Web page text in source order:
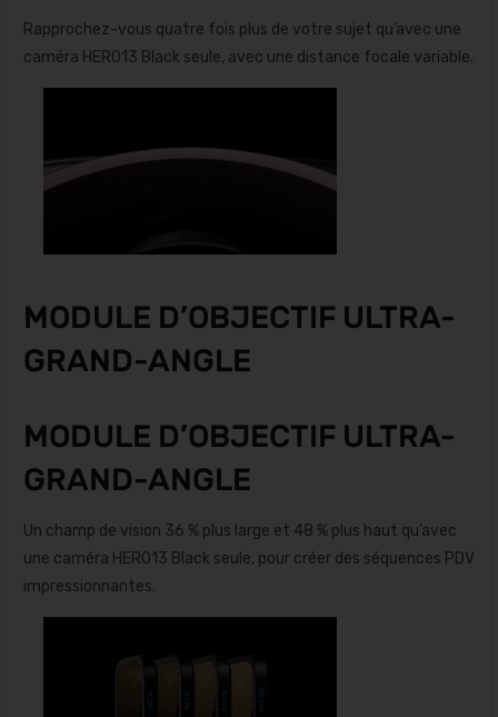
Rapprochez-vous quatre fois plus de votre sujet qu’avec une
caméra HERO13 Black seule, avec une distance focale variable.
MODULE D’OBJECTIF ULTRA-
GRAND-ANGLE
MODULE D’OBJECTIF ULTRA-
GRAND-ANGLE
Un champ de vision 36 % plus large et 48 % plus haut qu’avec
une caméra HERO13 Black seule, pour créer des séquences PDV
impressionnantes.